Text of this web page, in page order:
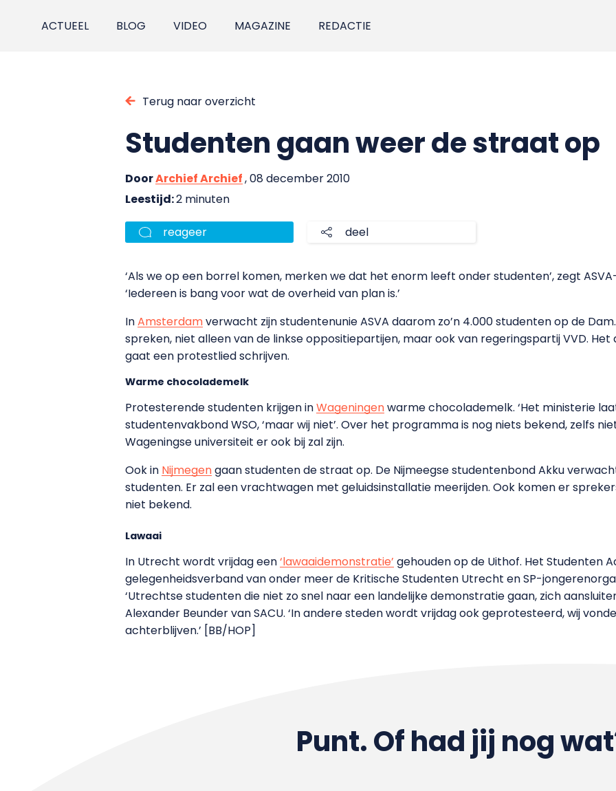
ACTUEEL BLOG VIDEO MAGAZINE REDACTIE
Terug naar overzicht
Studenten gaan weer de straat op
DoorArchief Archief, 08 december 2010
Leestijd:2 minuten
reageer deel
‘Als we op een borrel komen, merken we dat het enorm leeft onder studenten’, zegt
‘Iedereen is bang voor wat de overheid van plan is.’
InAmsterdamverwacht zijn studentenunie ASVA daarom zo’n 4.000 studenten op de
spreken, niet alleen van de linkse oppositiepartijen, maar ook van regeringspartij VVD.
gaat een protestlied schrijven.
Warme chocolademelk
Protesterende studenten krijgen inWageningenwarme chocolademelk. ‘Het ministerie
studentenvakbond WSO, ‘maar wij niet’. Over het programma is nog niets bekend, zelfs
Wageningse universiteit er ook bij zal zijn.
Ook in Nijmegengaan studenten de straat op. De Nijmeegse studentenbond Akku
studenten. Er zal een vrachtwagen met geluidsinstallatie meerijden. Ook komen er
niet bekend.
Lawaai
In Utrecht wordt vrijdag een‘lawaaidemonstratie’ gehouden op de Uithof. Het Studenten
gelegenheidsverband van onder meer de Kritische Studenten Utrecht en SP-
‘Utrechtse studenten die niet zo snel naar een landelijke demonstratie gaan, zich
Alexander Beunder van SACU. ‘In andere steden wordt vrijdag ook geprotesteerd, wij
achterblijven.’ [BB/HOP]
Punt. Of had jij nog